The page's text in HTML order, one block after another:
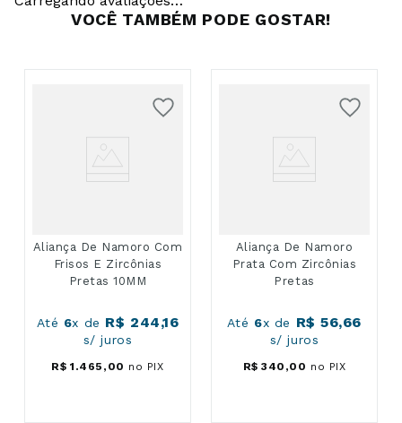
VOCÊ TAMBÉM PODE GOSTAR!
Aliança De Namoro Com
Frisos E Zircônias
Pretas 10MM
Até 6x de R$ 244,16
s/ juros
R$ 1 .465 , 00 no PIX
Aliança De Namoro
Prata Com Zircônias
Pretas
Até 6x de R$ 56,66
s/ juros
R$ 340 ,00 no PIX